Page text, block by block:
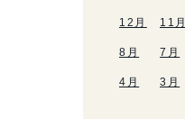
12月 11月
8月 7月
4月 3月